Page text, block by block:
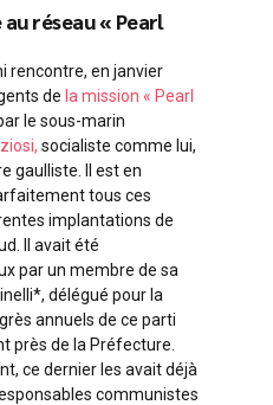
réseau « Pearl
rencontre, en janvier
de la mission « Pearl
le sous-marin
socialiste comme lui,
gaulliste. Il est en
tous ces
implantations de
Il avait été
par un membre de sa
délégué pour la
annuels de ce parti
près de la Préfecture.
ce dernier les avait déjà
communistes